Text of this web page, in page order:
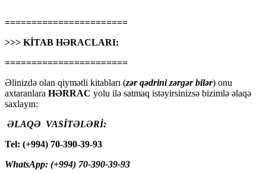
=======================
>>> KİTAB HƏRACLARI:
=======================
Əlinizdə olan qiymətli kitabları (zər qədrini zərgər bilər) onu
axtaranlara HƏRRAC yolu ilə satmaq istəyirsinizsə bizimlə əlaqə
saxlayın:
ƏLAQƏ VASİTƏLƏRİ:
Tel: (+994) 70-390-39-93
WhatsApp: (+994) 70-390-39-93